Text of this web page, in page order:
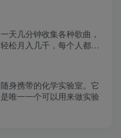
一天几分钟收集各种歌曲，
轻松月入几千，每个人都可
随身携带的化学实验室。它
是唯一一个可以用来做实验